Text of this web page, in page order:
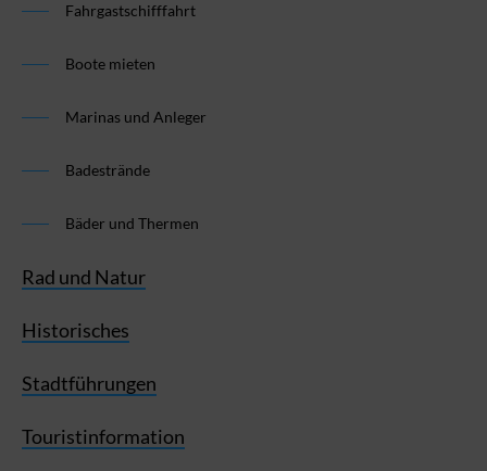
Fahrgastschifffahrt
Boote mieten
Marinas und Anleger
Badestrände
Bäder und Thermen
Rad und Natur
Historisches
Stadtführungen
Touristinformation